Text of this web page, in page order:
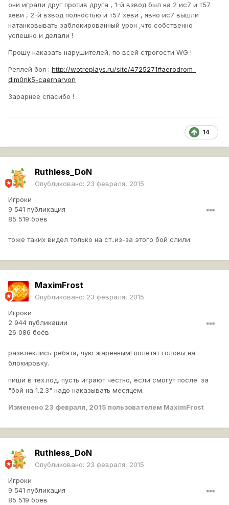
они играли друг против друга , 1-й взвод был на 2 ис7 и т57
хеви , 2-й взвод полностью и т57 хеви , явно ис7 вышли
натанковывать заблокированный урон ,что собственно
успешно и делали !
Прошу наказать нарушителей, по всей строгости WG !
Реплей боя : http://wotreplays.ru/site/4725271#aerodrom-
dim0nk5-caernarvon
Зарарнее спасибо !
14
Ruthless_DoN
Опубликовано: 23 февраля, 2015
Игроки
9 541 публикация
85 519 боёв
тоже таких видел только на ст..из-за этого бой слили
MaximFrost
Опубликовано: 23 февраля, 2015
Игроки
2 944 публикации
26 086 боёв
развлеклись ребята, чую жаренным! полетят головы на
блокировку.
пиши в тех.под. пусть играют честно, если смогут после. за
"бой на 1.2.3" надо наказывать месяцем.
Изменено 23 февраля, 2015 пользователем MaximFrost
Ruthless_DoN
Опубликовано: 23 февраля, 2015
Игроки
9 541 публикация
85 519 боёв